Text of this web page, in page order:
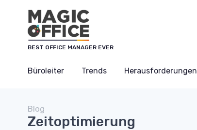
BEST OFFICE MANAGER EVER
Büroleiter Trends Herausforderungen
Blog
Zeitoptimierung